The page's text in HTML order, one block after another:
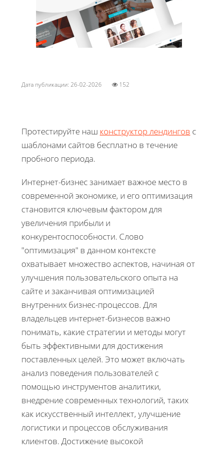
Дата публикации: 26-02-2026 152
Протестируйте наш конструктор лендингов с
шаблонами сайтов бесплатно в течение
пробного периода.
Интернет-бизнес занимает важное место в
современной экономике, и его оптимизация
становится ключевым фактором для
увеличения прибыли и
конкурентоспособности. Слово
"оптимизация" в данном контексте
охватывает множество аспектов, начиная от
улучшения пользовательского опыта на
сайте и заканчивая оптимизацией
внутренних бизнес-процессов. Для
владельцев интернет-бизнесов важно
понимать, какие стратегии и методы могут
быть эффективными для достижения
поставленных целей. Это может включать
анализ поведения пользователей с
помощью инструментов аналитики,
внедрение современных технологий, таких
как искусственный интеллект, улучшение
логистики и процессов обслуживания
клиентов. Достижение высокой